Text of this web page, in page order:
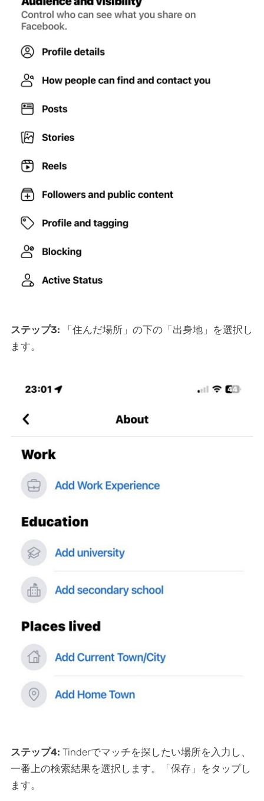
ステップ3:
「住んだ場所」の下の「出身地」を選択し
ます。
ステップ4: Tinderでマッチを探したい場所を入力し、
一番上の検索結果を選択します。「保存」をタップし
ます。